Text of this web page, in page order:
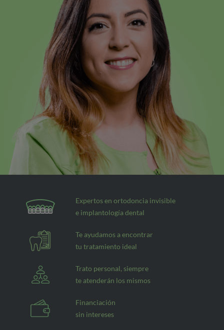
Expertos en ortodoncia invisible
e implantología dental
Te ayudamos a encontrar
tu tratamiento ideal
Trato personal, siempre
te atenderán los mismos
Financiación
sin intereses